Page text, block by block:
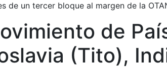
de un tercer bloque al margen de la
de
(Tito),